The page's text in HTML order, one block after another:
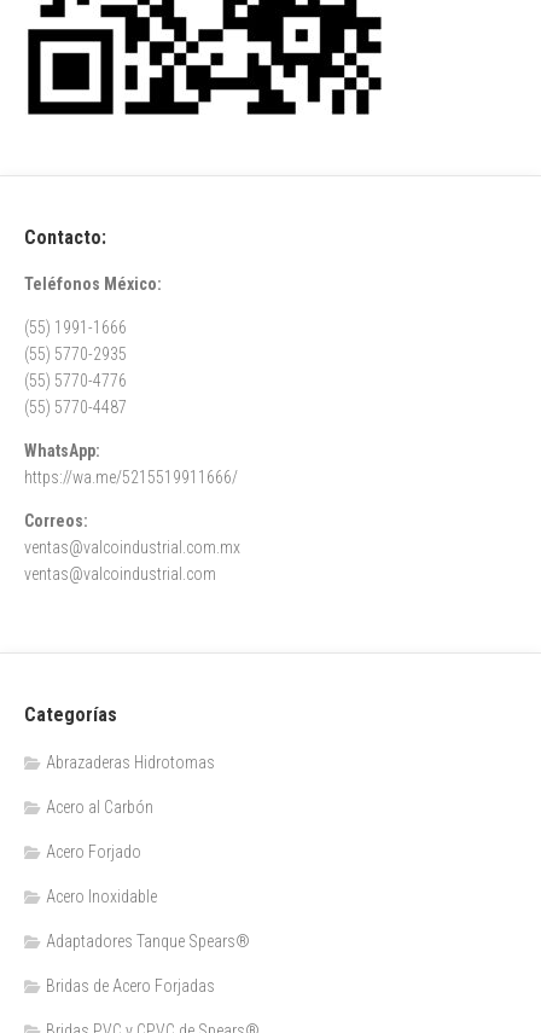
Contacto:
Teléfonos México:
(55) 1991-1666
(55) 5770-2935
(55) 5770-4776
(55) 5770-4487
WhatsApp:
https://wa.me/5215519911666/
Correos:
ventas@valcoindustrial.com.mx
ventas@valcoindustrial.com
Categorías
Abrazaderas Hidrotomas
Acero al Carbón
Acero Forjado
Acero Inoxidable
Adaptadores Tanque Spears®
Bridas de Acero Forjadas